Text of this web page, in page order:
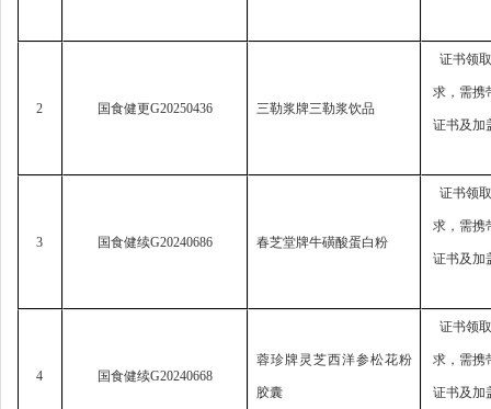
2 国食健更G20250436 三勒浆牌三勒浆饮品
证书领
求， 需携
证书及加
3 国食健续G20240686 春芝堂牌牛磺酸蛋白粉
证书领
求， 需携
证书及加
4 国食健续G20240668
蓉珍牌灵芝西洋参松花粉
胶囊
证书领
求， 需携
证书及加